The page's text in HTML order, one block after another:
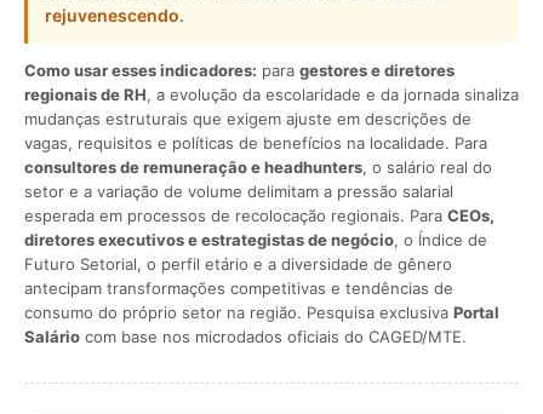
rejuvenescendo.
Como usar esses indicadores: para gestores e diretores
regionais de RH, a evolução da escolaridade e da jornada sinaliza
mudanças estruturais que exigem ajuste em descrições de
vagas, requisitos e políticas de benefícios na localidade. Para
consultores de remuneração e headhunters, o salário real do
setor e a variação de volume delimitam a pressão salarial
esperada em processos de recolocação regionais. Para CEOs,
diretores executivos e estrategistas de negócio, o Índice de
Futuro Setorial, o perfil etário e a diversidade de gênero
antecipam transformações competitivas e tendências de
consumo do próprio setor na região. Pesquisa exclusiva Portal
Salário com base nos microdados oficiais do CAGED/MTE.